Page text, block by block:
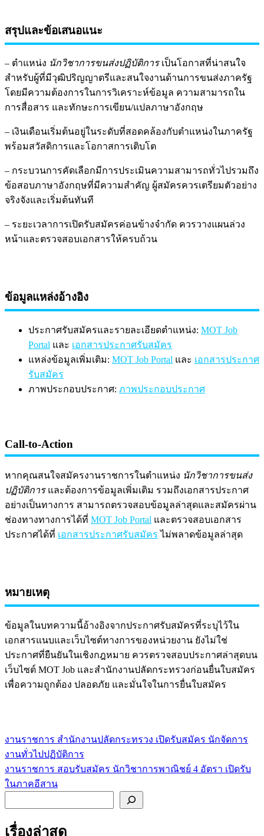
สรุปและข้อเสนอแนะ
– ตำแหน่ง นักวิชาการขนส่งปฏิบัติการเป็นโอกาสที่น่าสนใจ
สำหรับผู้ที่มีวุฒิปริญญาตรีและสนใจงานด้านการขนส่งภาครัฐ
โดยมีความต้องการในการวิเคราะห์ข้อมูล ความสามารถใน
การสื่อสาร และทักษะการเขียน/แปลภาษาอังกฤษ
– เงินเดือนเริ่มต้นอยู่ในระดับที่สอดคล้องกับตำแหน่งในภาครัฐ
พร้อมสวัสดิการและโอกาสการเติบโต
– กระบวนการคัดเลือกมีการประเมินความสามารถทั่วไปรวมถึง
ข้อสอบภาษาอังกฤษที่มีความสำคัญ ผู้สมัครควรเตรียมตัวอย่าง
จริงจังและเริ่มต้นทันที
– ระยะเวลาการเปิดรับสมัครค่อนข้างจำกัด ควรวางแผนล่วง
หน้าและตรวจสอบเอกสารให้ครบถ้วน
ข้อมูลแหล่งอ้างอิง
ประกาศรับสมัครและรายละเอียดตำแหน่ง: MOT Job
Portal และ เอกสารประกาศรับสมัคร
แหล่งข้อมูลเพิ่มเติม: MOT Job Portal และ เอกสารประกาศ
รับสมัคร
ภาพประกอบประกาศ: ภาพประกอบประกาศ
Call-to-Action
หากคุณสนใจสมัครงานราชการในตำแหน่ง นักวิชาการขนส่ง
ปฏิบัติการและต้องการข้อมูลเพิ่มเติม รวมถึงเอกสารประกาศ
อย่างเป็นทางการ สามารถตรวจสอบข้อมูลล่าสุดและสมัครผ่าน
ช่องทางทางการได้ที่ MOT Job Portal และตรวจสอบเอกสาร
ประกาศได้ที่ เอกสารประกาศรับสมัคร ไม่พลาดข้อมูลล่าสุด
หมายเหตุ
ข้อมูลในบทความนี้อ้างอิงจากประกาศรับสมัครที่ระบุไว้ใน
เอกสารแนบและเว็บไซต์ทางการของหน่วยงาน ยังไม่ใช่
ประกาศที่ยืนยันในเชิงกฎหมาย ควรตรวจสอบประกาศล่าสุดบน
เว็บไซต์ MOT Job และสำนักงานปลัดกระทรวงก่อนยื่นใบสมัคร
เพื่อความถูกต้อง ปลอดภัย และมั่นใจในการยื่นใบสมัคร
แนะแนว
เรื่อง
งานราชการ สำนักงานปลัดกระทรวง เปิดรับสมัคร นักจัดการ
งานทั่วไปปฏิบัติการ
งานราชการ สอบรับสมัคร นักวิชาการพาณิชย์ 4 อัตรา เปิดรับ
ในภาคอีสาน
เรื่องล่าสุด